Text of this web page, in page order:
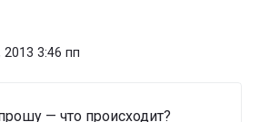
3:46 пп
— что происходит?